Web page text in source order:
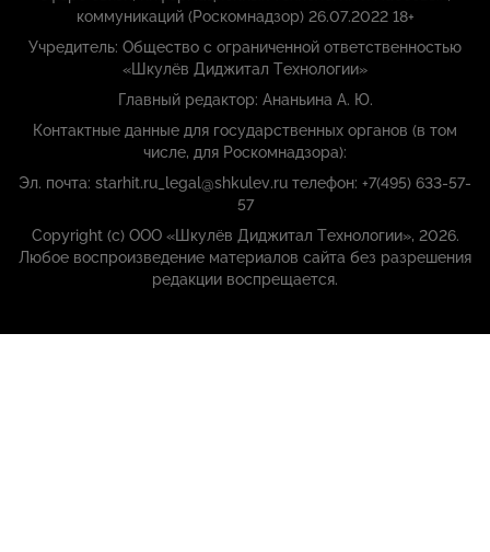
коммуникаций (Роскомнадзор) 26.07.2022 18+
Учредитель: Общество с ограниченной ответственностью
«Шкулёв Диджитал Технологии»
Главный редактор: Ананьина А. Ю.
Контактные данные для государственных органов (в том
числе, для Роскомнадзора):
Эл. почта: starhit.ru_legal@shkulev.ru телефон: +7(495) 633-57-
57
Copyright (с) ООО «Шкулёв Диджитал Технологии», 2026.
Любое воспроизведение материалов сайта без разрешения
редакции воспрещается.